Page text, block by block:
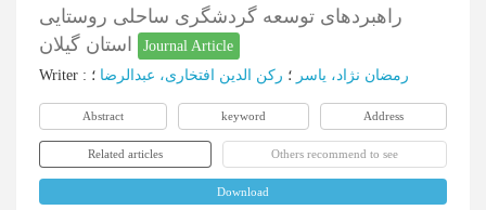
راهبردهای توسعه گردشگری ساحلی روستایی
Journal Article
Writer : رمضان نژاد، یاسر ؛ رکن‌ الدین افتخاری، عبدالرضا ؛
Abstract keyword Address
Related articles Others recommend to see
Download